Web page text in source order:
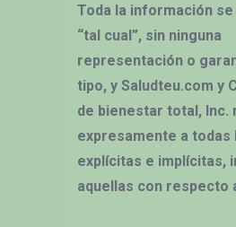
Toda la información
“tal cual”, sin ninguna
representación o
tipo, y Saludteu.com y
de bienestar total, Inc.
expresamente a todas
explícitas e implícitas,
aquellas con respecto